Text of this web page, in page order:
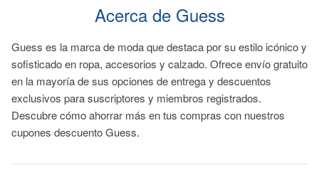
Acerca de Guess
Guess es la marca de moda que destaca por su estilo icónico y
sofisticado en ropa, accesorios y calzado. Ofrece envío gratuito
en la mayoría de sus opciones de entrega y descuentos
exclusivos para suscriptores y miembros registrados.
Descubre cómo ahorrar más en tus compras con nuestros
cupones descuento Guess.